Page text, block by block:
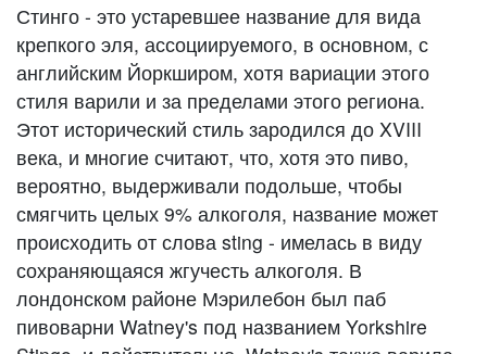
Стинго - это устаревшее название для вида
крепкого эля, ассоциируемого, в основном, с
английским Йоркширом, хотя вариации этого
стиля варили и за пределами этого региона.
Этот исторический стиль зародился до XVIII
века, и многие считают, что, хотя это пиво,
вероятно, выдерживали подольше, чтобы
смягчить целых 9% алкоголя, название может
происходить от слова sting - имелась в виду
сохраняющаяся жгучесть алкоголя. В
лондонском районе Мэрилебон был паб
пивоварни Watney's под названием Yorkshire